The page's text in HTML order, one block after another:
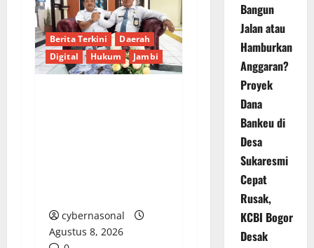
Berita Terkini
Daerah
Digital
Hukum Jambi
cybernasonal
Agustus 8, 2026
Bangun
Jalan atau
Hamburkan
Anggaran?
Proyek
Dana
Bankeu di
Desa
Sukaresmi
Cepat
Rusak,
KCBI Bogor
Desak